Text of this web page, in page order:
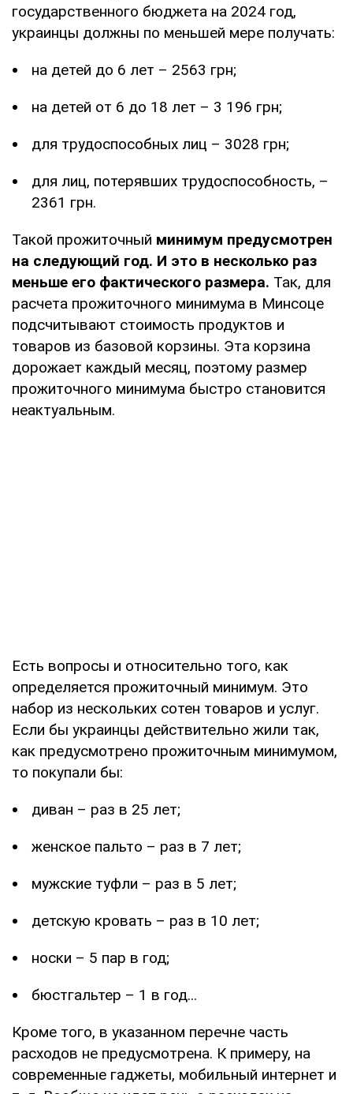
государственного бюджета на 2024 год,
украинцы должны по меньшей мере получать:
на детей до 6 лет – 2563 грн;
на детей от 6 до 18 лет – 3 196 грн;
для трудоспособных лиц – 3028 грн;
для лиц, потерявших трудоспособность, –
2361 грн.
Такой прожиточный минимум предусмотрен
на следующий год. И это в несколько раз
меньше его фактического размера. Так, для
расчета прожиточного минимума в Минсоце
подсчитывают стоимость продуктов и
товаров из базовой корзины. Эта корзина
дорожает каждый месяц, поэтому размер
прожиточного минимума быстро становится
неактуальным.
Есть вопросы и относительно того, как
определяется прожиточный минимум. Это
набор из нескольких сотен товаров и услуг.
Если бы украинцы действительно жили так,
как предусмотрено прожиточным минимумом,
то покупали бы:
диван – раз в 25 лет;
женское пальто – раз в 7 лет;
мужские туфли – раз в 5 лет;
детскую кровать – раз в 10 лет;
носки – 5 пар в год;
бюстгальтер – 1 в год...
Кроме того, в указанном перечне часть
расходов не предусмотрена. К примеру, на
современные гаджеты, мобильный интернет и